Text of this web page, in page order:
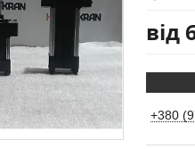
від
+380